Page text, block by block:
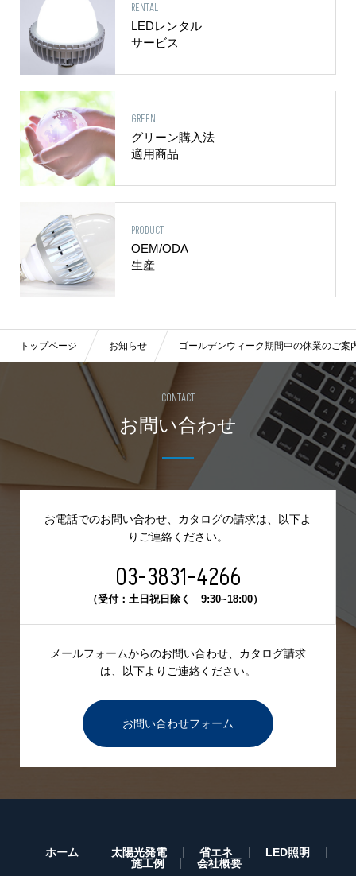
RENTAL
LEDレンタル
サービス
GREEN
グリーン購入法
適用商品
PRODUCT
OEM/ODA
生産
トップページ お知らせ ゴールデンウィーク期間中の休業のご案
CONTACT
お問い合わせ
お電話でのお問い合わせ、カタログの請求は、
以下よ
りご連絡ください。
03-3831-4266
（受付：土日祝日除く 9:30~18:00）
メールフォームからのお問い合わせ、カタログ請求
は、
以下よりご連絡ください。
お問い合わせフォーム
ホーム 太陽光発電 省エネ
LED照明
施工例
会社概要